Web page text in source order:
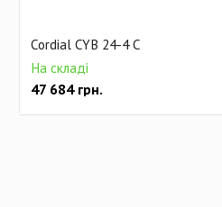
Cordial CYB 24-4 C
На складі
47 684грн.